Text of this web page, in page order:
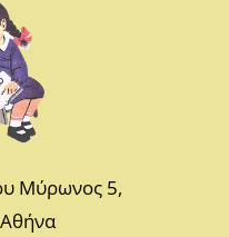
Μύρωνος 5,
Αθήνα